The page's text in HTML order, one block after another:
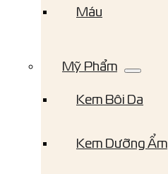
Máu
Mỹ Phẩm
Kem Bôi Da
Kem Dưỡng Ẩm